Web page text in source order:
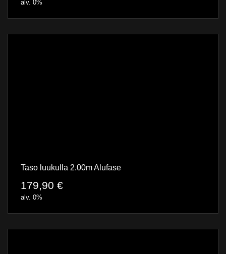
alv. 0%
Taso luukulla 2.00m Alufase
179,90 €
alv. 0%